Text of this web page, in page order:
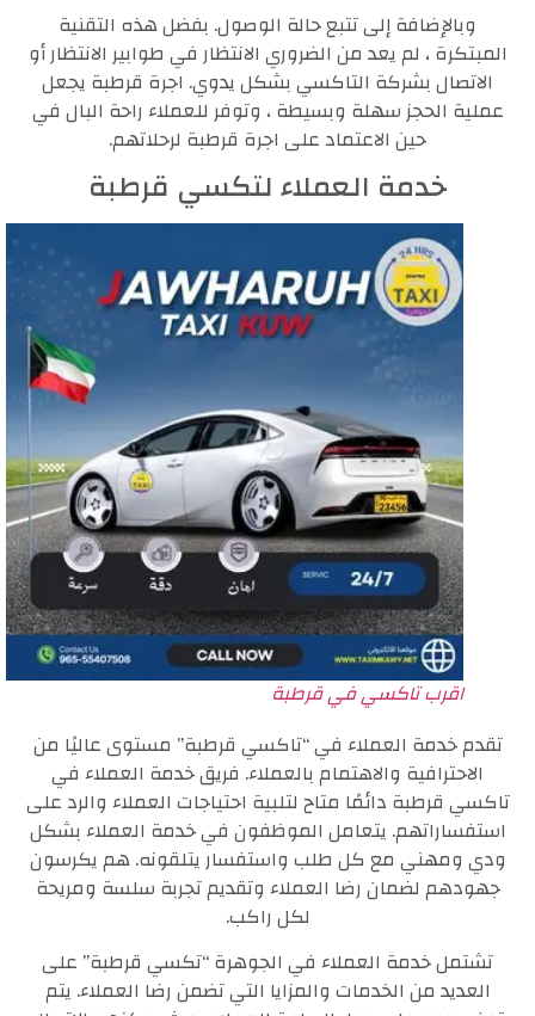
وبالإضافة إلى تتبع حالة الوصول. بفضل هذه التقنية
المبتكرة ، لم يعد من الضروري الانتظار في طوابير الانتظار أو
الاتصال بشركة التاكسي بشكل يدوي. اجرة قرطبة يجعل
عملية الحجز سهلة وبسيطة ، وتوفر للعملاء راحة البال في
حين الاعتماد على اجرة قرطبة لرحلاتهم.
خدمة العملاء لتكسي قرطبة
اقرب تاكسي في قرطبة
تقدم خدمة العملاء في “تاكسي قرطبة” مستوى عاليًا من
الاحترافية والاهتمام بالعملاء. فريق خدمة العملاء في
تاكسي قرطبة دائمًا متاح لتلبية احتياجات العملاء والرد على
استفساراتهم. يتعامل الموظفون في خدمة العملاء بشكل
ودي ومهني مع كل طلب واستفسار يتلقونه. هم يكرسون
جهودهم لضمان رضا العملاء وتقديم تجربة سلسة ومريحة
لكل راكب.
تشتمل خدمة العملاء في الجوهرة “تكسي قرطبة” على
العديد من الخدمات والمزايا التي تضمن رضا العملاء. يتم